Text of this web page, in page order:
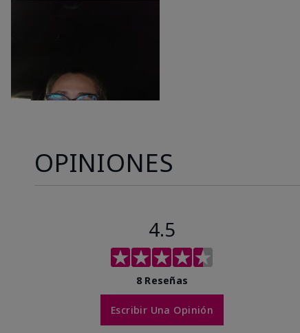
OPINIONES
4.5
8 Reseñas
Escribir Una Opinión